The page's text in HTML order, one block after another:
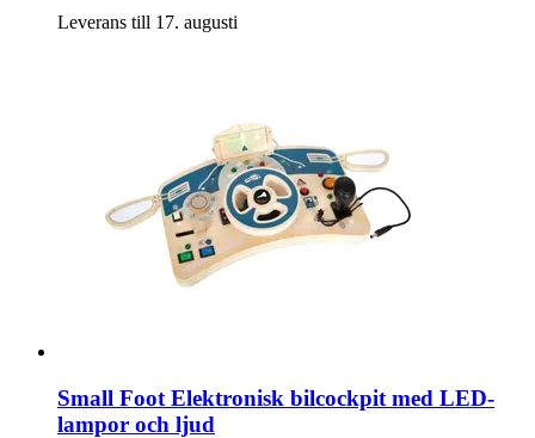
Leverans till 17. augusti
Small Foot Elektronisk bilcockpit med LED-​
lampor och ljud